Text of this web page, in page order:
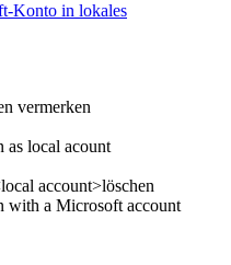
Konto in lokales
vermerken
as local acount
account>löschen
with a Microsoft account